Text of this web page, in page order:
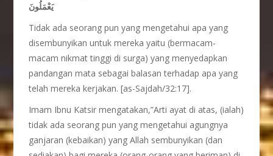
يَعْمَلُونَ
Tidak ada seorang pun yang mengetahui apa yang
disembunyikan untuk mereka yaitu (bermacam-
macam nikmat tinggi di surga) yang menyedapkan
pandangan mata sebagai balasan terhadap apa yang
telah mereka kerjakan. [as-Sajdah/32:17].
Imam Ibnu Katsir mengatakan,”Arti ayat di atas, (ialah)
tidak ada seorang pun yang mengetahui agungnya
ganjaran (kebaikan) yang Allah sembunyikan (dan